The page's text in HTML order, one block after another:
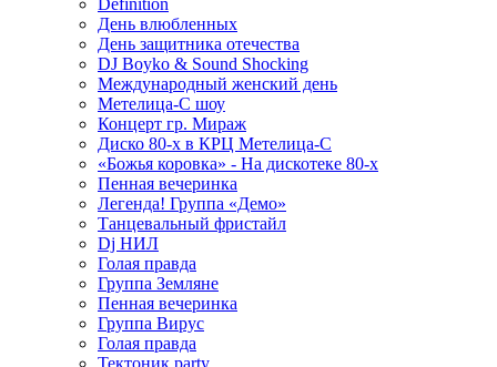
Definition
День влюбленных
День защитника отечества
DJ Boyko & Sound Shocking
Международный женский день
Метелица-С шоу
Концерт гр. Мираж
Диско 80-х в КРЦ Метелица-С
«Божья коровка» - На дискотеке 80-х
Пенная вечеринка
Легенда! Группа «Демо»
Танцевальный фристайл
Dj НИЛ
Голая правда
Группа Земляне
Пенная вечеринка
Группа Вирус
Голая правда
Тектоник party